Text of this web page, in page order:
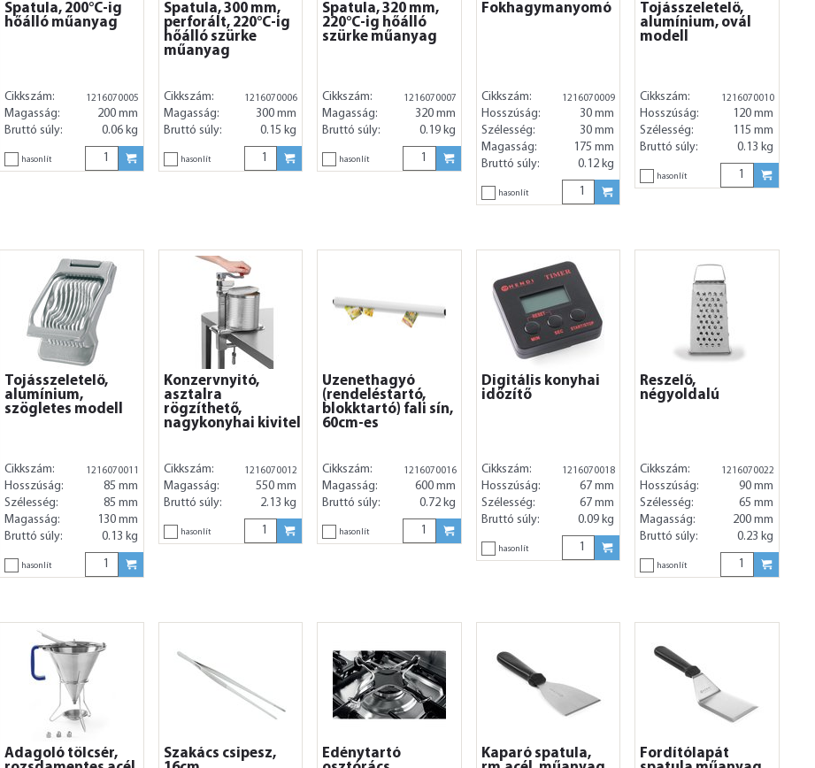
Spatula, 200°C-ig
hőálló műanyag
Cikkszám: 1216070005
Magasság:
200 mm
Bruttó súly:
0.06 kg
hasonlít
Spatula, 300 mm,
perforált, 220°C-ig
hőálló szürke
műanyag
Cikkszám: 1216070006
Magasság:
300 mm
Bruttó súly:
0.15 kg
hasonlít
Spatula, 320 mm,
220°C-ig hőálló
szürke műanyag
Cikkszám: 1216070007
Magasság:
320 mm
Bruttó súly:
0.19 kg
hasonlít
Fokhagymanyomó
Cikkszám: 1216070009
Hosszúság:
30 mm
Szélesség:
30 mm
Magasság:
175 mm
Bruttó súly:
0.12 kg
hasonlít
Tojásszeletelő,
alumínium, ovál
modell
Cikkszám: 1216070010
Hosszúság:
120 mm
Szélesség:
115 mm
Bruttó súly:
0.13 kg
hasonlít
Tojásszeletelő,
alumínium,
szögletes modell
Cikkszám: 1216070011
Hosszúság:
85 mm
Szélesség:
85 mm
Magasság:
130 mm
Bruttó súly:
0.13 kg
hasonlít
Konzervnyitó,
asztalra
rögzíthető,
nagykonyhai kivitel
Cikkszám: 1216070012
Magasság:
550 mm
Bruttó súly:
2.13 kg
hasonlít
Üzenethagyó
(rendeléstartó,
blokktartó) fali sín,
60cm-es
Cikkszám: 1216070016
Magasság:
600 mm
Bruttó súly:
0.72 kg
hasonlít
Digitális konyhai
időzítő
Cikkszám: 1216070018
Hosszúság:
67 mm
Szélesség:
67 mm
Bruttó súly:
0.09 kg
hasonlít
Reszelő,
négyoldalú
Cikkszám: 1216070022
Hosszúság:
90 mm
Szélesség:
65 mm
Magasság:
200 mm
Bruttó súly:
0.23 kg
hasonlít
Adagoló tölcsér,
Szakács csipesz,
Edénytartó
Kaparó spatula,
Fordítólapát